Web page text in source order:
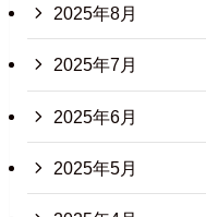
2025年8月
2025年7月
2025年6月
2025年5月